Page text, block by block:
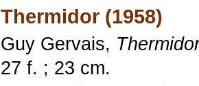
Thermidor (1958)
Guy Gervais,
27 f. ; 23 cm.